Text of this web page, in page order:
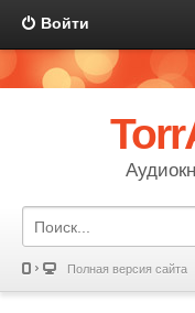
Войти
Полная версия сайта